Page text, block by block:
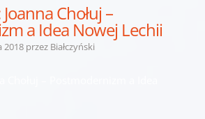
Chołuj –
a Idea Nowej Lechii
2018przez Białczyński